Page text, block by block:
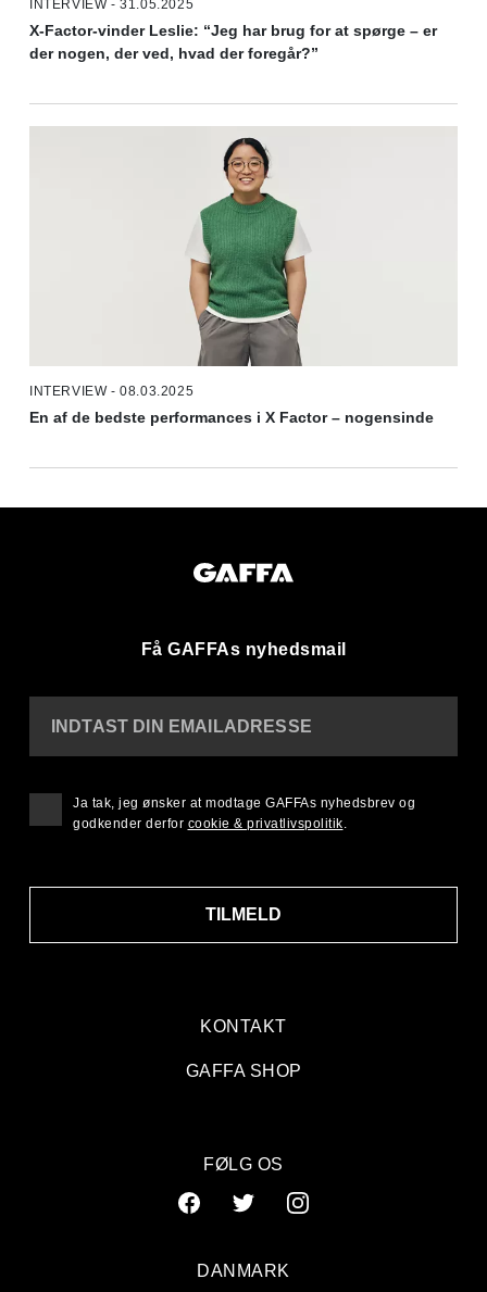
INTERVIEW - 31.05.2025
X-Factor-vinder Leslie: “Jeg har brug for at spørge – er
der nogen, der ved, hvad der foregår?”
INTERVIEW - 08.03.2025
En af de bedste performances i X Factor – nogensinde
Få GAFFAs nyhedsmail
KONTAKT
GAFFA SHOP
INDTAST DIN EMAILADRESSE
TILMELD
Ja tak, jeg ønsker at modtage GAFFAs nyhedsbrev og
godkender derfor cookie & privatlivspolitik
FØLG OS
DANMARK